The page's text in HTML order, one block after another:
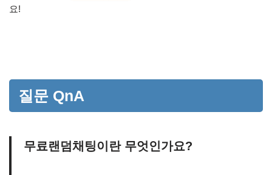
요!
질문 QnA
무료랜덤채팅이란 무엇인가요?